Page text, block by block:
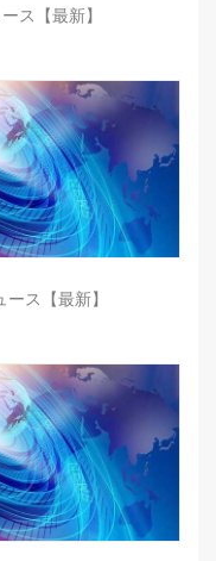
ス【最新】
ス【最新】